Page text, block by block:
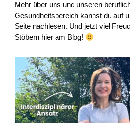
Mehr über uns und unseren
Gesundheitsbereich kannst du auf
Seite nachlesen. Und jetzt viel
Stöbern hier am Blog!